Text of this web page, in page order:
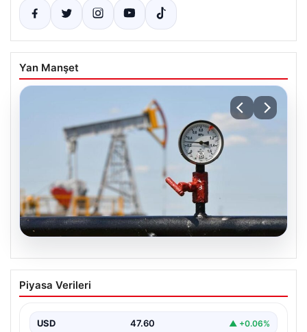
Yan Manşet
05.08.2026
Petrol fiyatları 25 Mayıs: Petrol fiyatları
düştü mü, ne kadar oldu? Brent petrol
Piyasa Verileri
USD 47.60 ▲ +0.06%